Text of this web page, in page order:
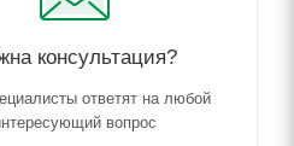
консультация?
ответят на любой
вопрос